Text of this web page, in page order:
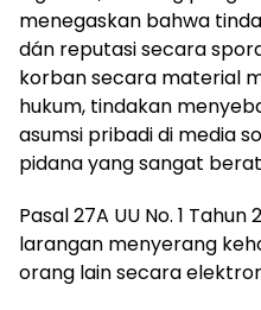
menegaskan bahwa
dán reputasi secara
korban secara material
hukum, tindakan
asumsi pribadi di media
pidana yang sangat
Pasal 27A UU No. 1
larangan menyerang
orang lain secara